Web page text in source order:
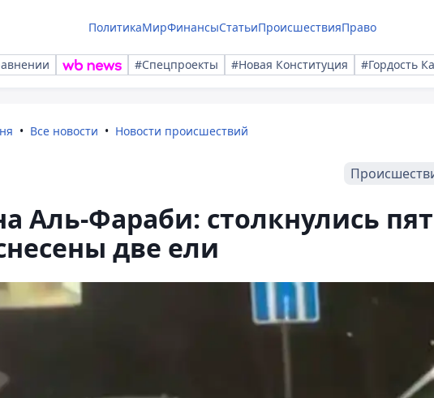
ПолитикаМирФинансыСтатьиПроисшествияПраво
#Спецпроекты #Новая Конституция #Гордость
Все новости Новости происшествий
Аль-Фараби: столкнулись
две ели